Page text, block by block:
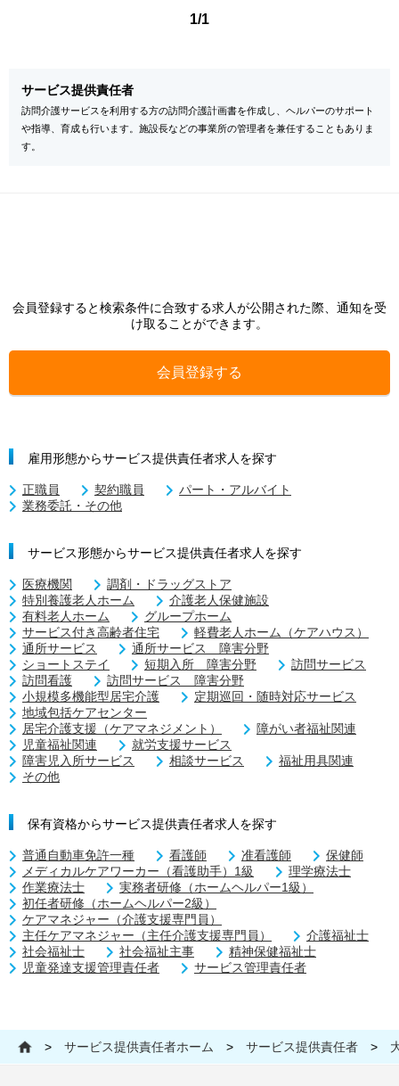
1/1
サービス提供責任者
訪問介護サービスを利用する方の訪問介護計画書を作成し、ヘルパーのサポート
や指導、育成も行います。施設長などの事業所の管理者を兼任することもありま
す。
会員登録すると検索条件に合致する求人が公開された際、通知を受
け取ることができます。
会員登録する
雇用形態からサービス提供責任者求人を探す
正職員 契約職員
パート・アルバイト
業務委託・その他
サービス形態からサービス提供責任者求人を探す
医療機関
調剤・ドラッグストア
特別養護老人ホーム
介護老人保健施設
有料老人ホーム
グループホーム
サービス付き高齢者住宅
軽費老人ホーム（ケアハウス）
通所サービス
通所サービス 障害分野
ショートステイ
短期入所 障害分野
訪問サービス
訪問看護
訪問サービス 障害分野
小規模多機能型居宅介護
定期巡回・随時対応サービス
地域包括ケアセンター
居宅介護支援（ケアマネジメント）
障がい者福祉関連
児童福祉関連
就労支援サービス
障害児入所サービス
相談サービス
福祉用具関連
その他
保有資格からサービス提供責任者求人を探す
普通自動車免許一種 看護師 准看護師
保健師
メディカルケアワーカー（看護助手）1級
理学療法士
作業療法士
実務者研修（ホームヘルパー1級）
初任者研修（ホームヘルパー2級）
ケアマネジャー（介護支援専門員）
主任ケアマネジャー（主任介護支援専門員）
介護福祉士
社会福祉士
社会福祉主事
精神保健福祉士
児童発達支援管理責任者
サービス管理責任者
> サービス提供責任者ホーム > サービス提供責任者 >